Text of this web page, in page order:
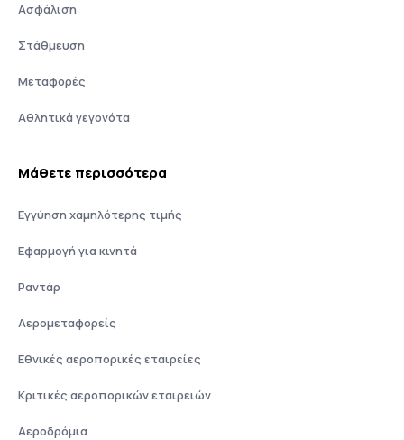
Ασφάλιση
Στάθμευση
Μεταφορές
Αθλητικά γεγονότα
Μάθετε περισσότερα
Εγγύηση χαμηλότερης τιμής
Εφαρμογή για κινητά
Ραντάρ
Αερομεταφορείς
Εθνικές αεροπορικές εταιρείες
Κριτικές αεροπορικών εταιρειών
Αεροδρόμια